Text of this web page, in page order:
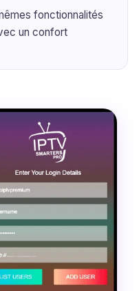
fonctionnalités
un confort